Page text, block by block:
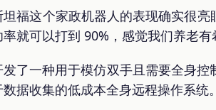
坦福这个家政机器人的表现确实很
就可以打到 90%，感觉我们养老
发了一种用于模仿双手且需要全身
据收集的低成本全身远程操作系统